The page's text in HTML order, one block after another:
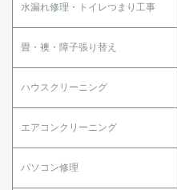
水漏れ修理・トイレつまり工事
畳・襖・障子張り替え
ハウスクリーニング
エアコンクリーニング
パソコン修理